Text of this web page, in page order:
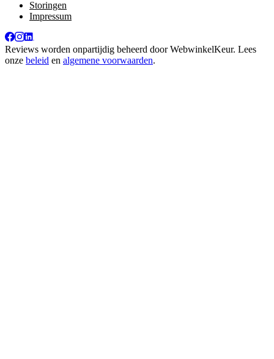
Storingen
Impressum
Reviews worden onpartijdig beheerd doorWebwinkelKeur. Lees
onze beleid en algemene voorwaarden.